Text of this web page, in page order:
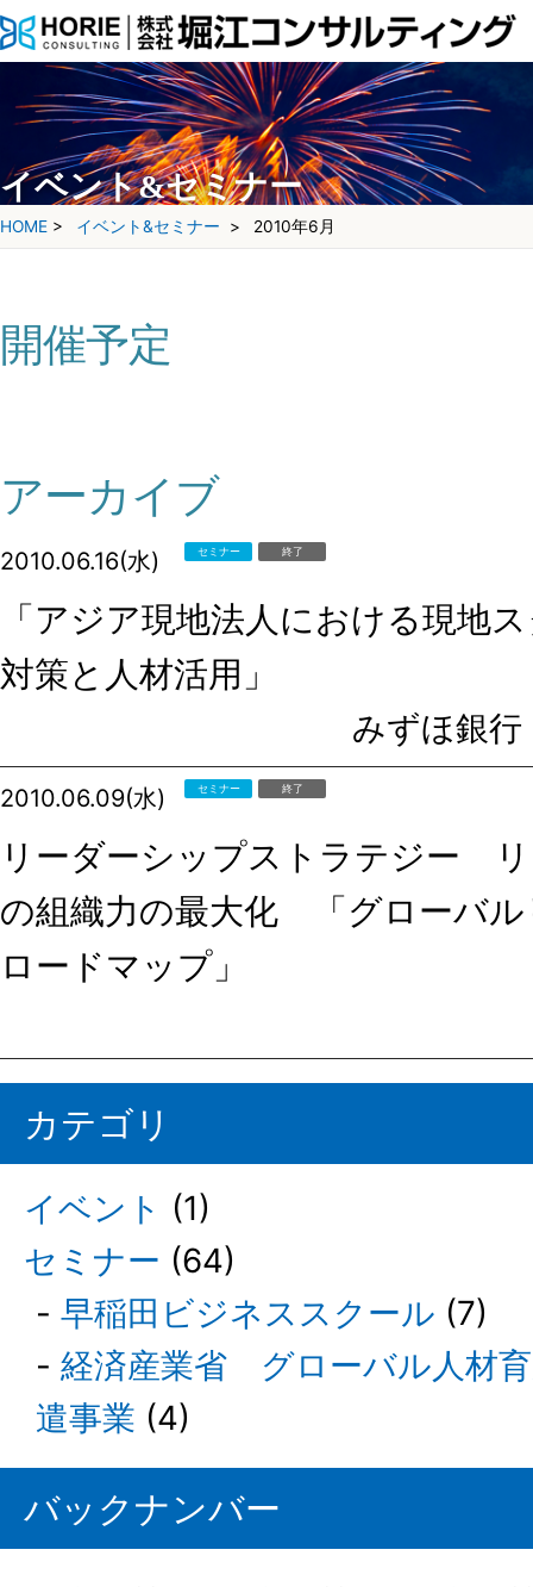
イベント&セミナー
HOME > イベント&セミナー > 2010年6月
開催予定
アーカイブ
2010.06.16(水) セミナー 終了
「アジア現地法人における現地
対策と人材活用」
みずほ銀
2010.06.09(水) セミナー 終了
リーダーシップストラテジー
の組織力の最大化 「グローバル
ロードマップ」
カテゴリ
イベント (1)
セミナー (64)
早稲田ビジネススクール (7)
経済産業省 グローバル人材
遣事業 (4)
バックナンバー